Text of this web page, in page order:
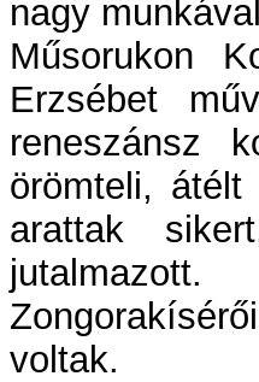
nagy
Műsorukon
Erzsébet
reneszánsz
örömteli, átélt
arattak
jutalmazott.
voltak.